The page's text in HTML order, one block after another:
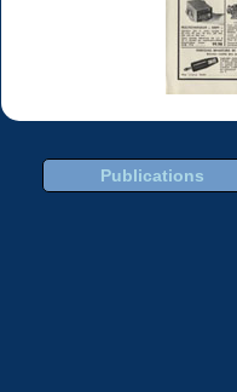
Publications